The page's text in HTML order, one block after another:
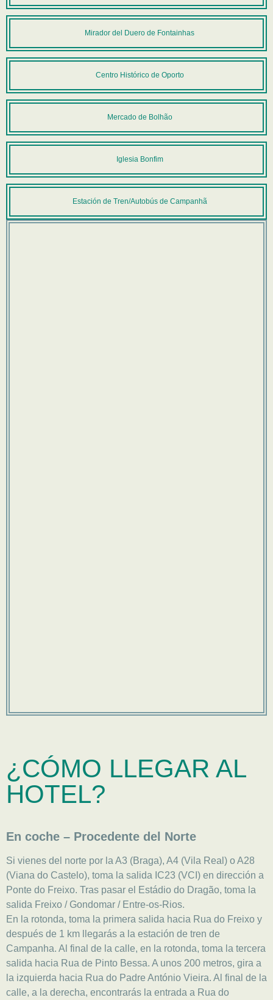
Mirador del Duero de Fontainhas
Centro Histórico de Oporto
Mercado de Bolhão
Iglesia Bonfim
Estación de Tren/Autobús de Campanhã
¿CÓMO LLEGAR AL
HOTEL?
En coche – Procedente del Norte
Si vienes del norte por la A3 (Braga), A4 (Vila Real) o A28
(Viana do Castelo), toma la salida IC23 (VCI) en dirección a
Ponte do Freixo. Tras pasar el Estádio do Dragão, toma la
salida Freixo / Gondomar / Entre-os-Rios.
En la rotonda, toma la primera salida hacia Rua do Freixo y
después de 1 km llegarás a la estación de tren de
Campanha. Al final de la calle, en la rotonda, toma la tercera
salida hacia Rua de Pinto Bessa. A unos 200 metros, gira a
la izquierda hacia Rua do Padre António Vieira. Al final de la
calle, a la derecha, encontrarás la entrada a Rua do